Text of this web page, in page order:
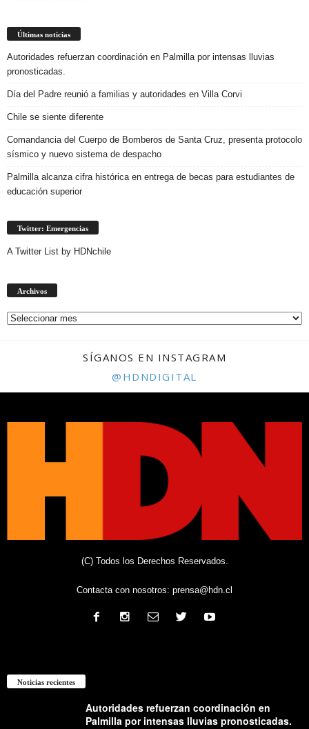
Últimas noticias
Autoridades refuerzan coordinación en Palmilla por intensas lluvias
pronosticadas.
Día del Padre reunió a familias y autoridades en Villa Corvi
Chile se siente diferente
Comandancia del Cuerpo de Bomberos de Santa Cruz, presenta protocolo
sísmico y nuevo sistema de despacho
Palmilla alcanza cifra histórica en entrega de becas para estudiantes de
educación superior
Twitter: Emergencias
A Twitter List by HDNchile
Archivos
SÍGANOS EN INSTAGRAM
@HDNDIGITAL
(C) Todos los Derechos Reservados.
Contacta con nosotros: prensa@hdn.cl
Noticias recientes
Autoridades refuerzan coordinación en
Palmilla por intensas lluvias pronosticadas.